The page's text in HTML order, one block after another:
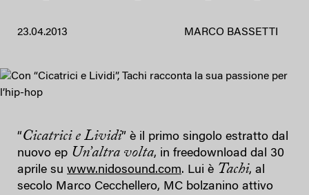
23.04.2013 MARCO BASSETTI
“Cicatrici e Lividi” è il primo singolo estratto dal
nuovo ep Un’altra volta, in freedownload dal 30
aprile su www.nidosound.com. Lui è Tachi, al
secolo Marco Cecchellero, MC bolzanino attivo